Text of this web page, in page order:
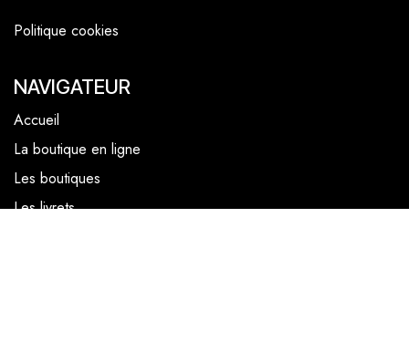
Politique cookies
NAVIGATEUR
Accueil
La boutique en ligne
Les boutiques
Les livrets